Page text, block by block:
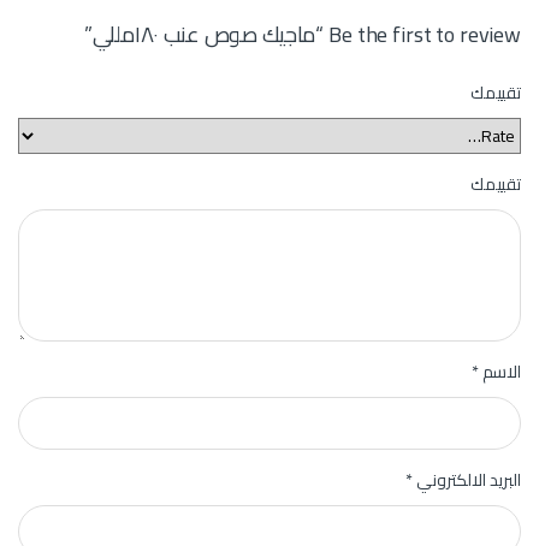
Be the first to review “ماجيك صوص عنب ١٨٠مللي”
تقييمك
تقييمك
الاسم*
البريد الالكتروني*